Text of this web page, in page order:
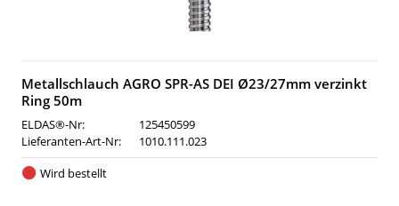
Metallschlauch AGRO SPR-AS DEI Ø23/27mm verzinkt
Ring 50m
ELDAS®-Nr:
125450599
Lieferanten-Art-Nr:
1010.111.023
Wird bestellt